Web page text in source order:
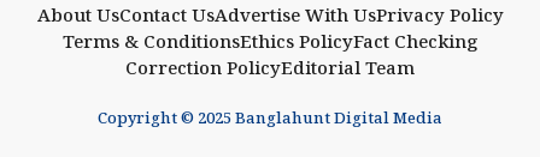
About UsContact UsAdvertise With UsPrivacy Policy
Terms & ConditionsEthics PolicyFact Checking
Correction PolicyEditorial Team
Copyright © 2025 Banglahunt Digital Media